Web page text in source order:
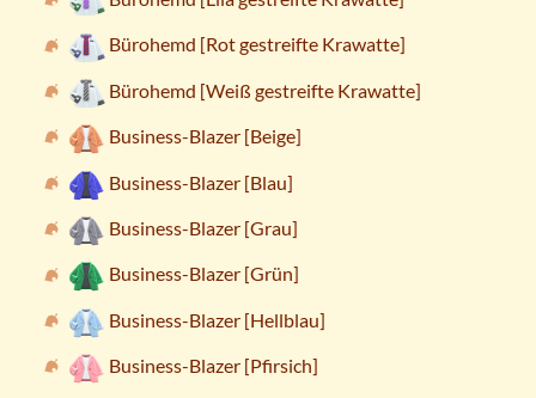
Bürohemd [Rot gestreifte Krawatte]
Bürohemd [Weiß gestreifte Krawatte]
Business-Blazer [Beige]
Business-Blazer [Blau]
Business-Blazer [Grau]
Business-Blazer [Grün]
Business-Blazer [Hellblau]
Business-Blazer [Pfirsich]